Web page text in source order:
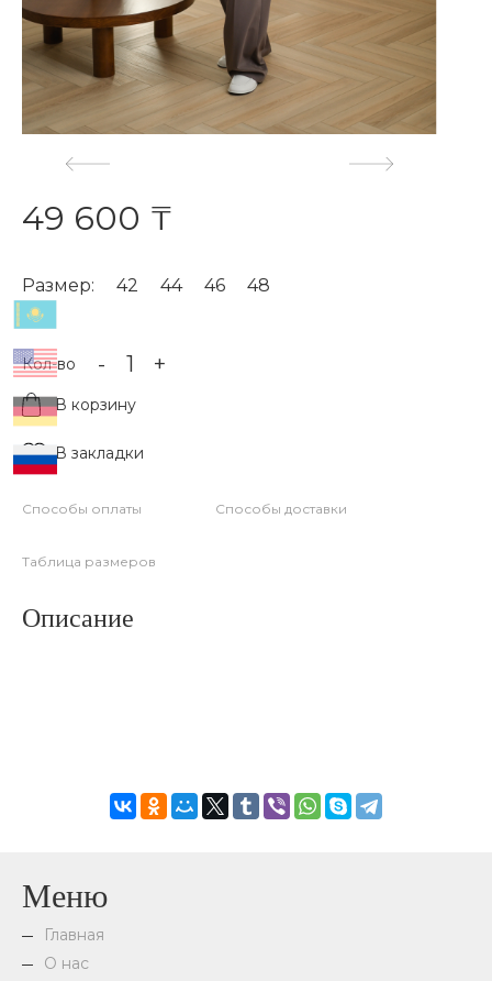
49 600 ₸
Размер: 42 44 46 48
Кол-во - +
В корзину
В закладки
Способы оплаты Способы доставки
Таблица размеров
Описание
Меню
Главная
О нас